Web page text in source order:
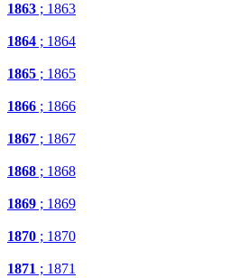
1863 ; 1863
1864 ; 1864
1865 ; 1865
1866 ; 1866
1867 ; 1867
1868 ; 1868
1869 ; 1869
1870 ; 1870
1871 ; 1871